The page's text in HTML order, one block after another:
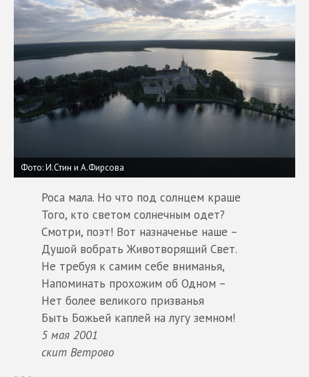
Фото: И.Стин и А.Фирсова
Роса мала. Но что под солнцем краше
Того, кто светом солнечным одет?
Смотри, поэт! Вот назначенье наше –
Душой вобрать Животворящий Свет.
Не требуя к самим себе вниманья,
Напоминать прохожим об Одном –
Нет более великого призванья
Быть Божьей каплей на лугу земном!
5 мая 2001
скит Ветрово